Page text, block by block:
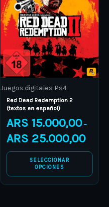
Juegos digitales Ps4
Red Dead Redemption 2
(textos en español)
ARS 15.000,00 –
ARS 25.000,00
SELECCIONAR
OPCIONES
multiple
variants.
The
options
may
be
chosen
on
the
product